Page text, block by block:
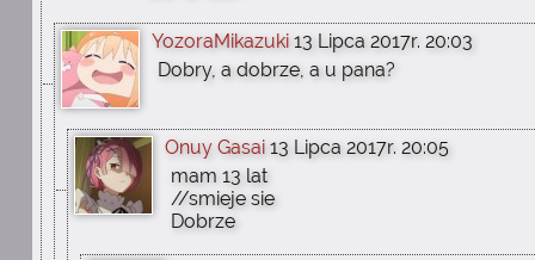
YozoraMikazuki 13 Lipca 2017r. 20:03
Dobry, a dobrze, a u pana?
Onuy Gasai 13 Lipca 2017r. 20:05
mam 13 lat
//smieje sie
Dobrze